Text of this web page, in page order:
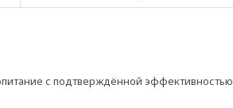
с подтверждённой эффективностью